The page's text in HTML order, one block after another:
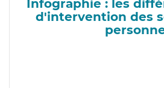
Infographie : les
d'intervention des